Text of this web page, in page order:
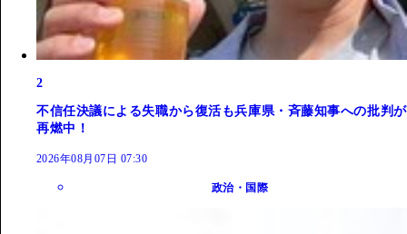
2
不信任決議による失職から復活も兵庫県・斉藤知事への批判が
再燃中！
2026年08月07日 07:30
政治・国際